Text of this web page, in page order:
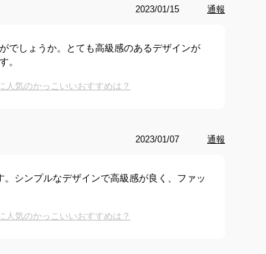
2023/01/15 通報
でしょうか。とても高級感のあるデザインが
。
人気のかっこいいおすすめは？
2023/01/07 通報
シンプルなデザインで高級感が良く、ファッ
人気のかっこいいおすすめは？